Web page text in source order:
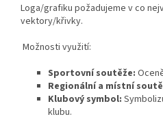
Loga/grafiku požadujeme v co
vektory/křivky.
Možnosti využití:
Sportovní soutěže:
Regionální a místní
Klubový symbol:
klubu.